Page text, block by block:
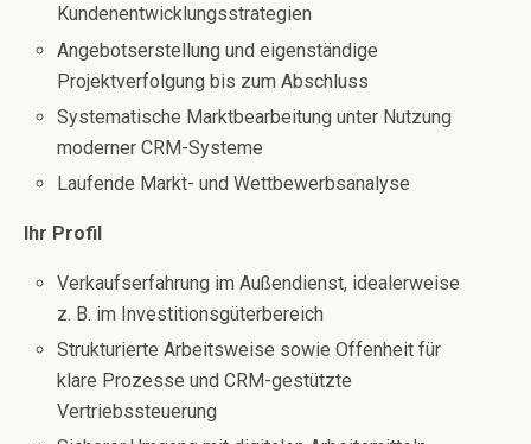
Kundenentwicklungsstrategien
Angebotserstellung und eigenständige
Projektverfolgung bis zum Abschluss
Systematische Marktbearbeitung unter Nutzung
moderner CRM-Systeme
Laufende Markt- und Wettbewerbsanalyse
Ihr Profil
Verkaufserfahrung im Außendienst, idealerweise
z. B. im Investitionsgüterbereich
Strukturierte Arbeitsweise sowie Offenheit für
klare Prozesse und CRM-gestützte
Vertriebssteuerung